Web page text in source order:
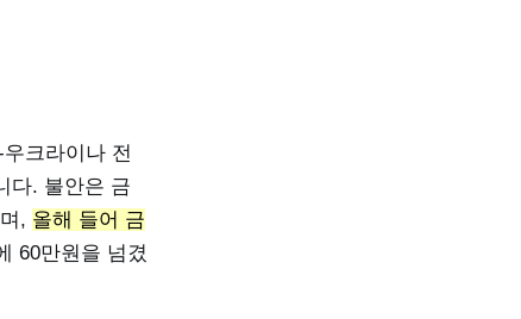
크라이나 전
다. 불안은 금
, 올해 들어 금
60만원을 넘겼